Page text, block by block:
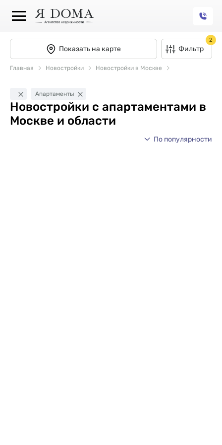
Показать на карте Фильтр
2
Главная Новостройки Новостройки в Москве
Апартаменты
Новостройки с апартаментами в
Москве и области
По популярности